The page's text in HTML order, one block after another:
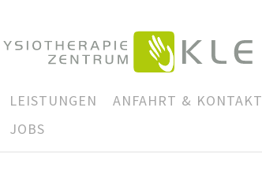
LEISTUNGEN
ANFAHRT & KONTAKT
JOBS